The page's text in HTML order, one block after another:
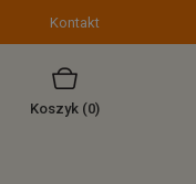
Kontakt
Koszyk (0)